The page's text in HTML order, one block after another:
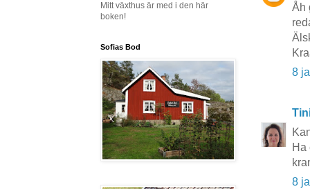
Åh
8
Ha
8
Mitt växthus är med i den här
boken!
Sofias Bod